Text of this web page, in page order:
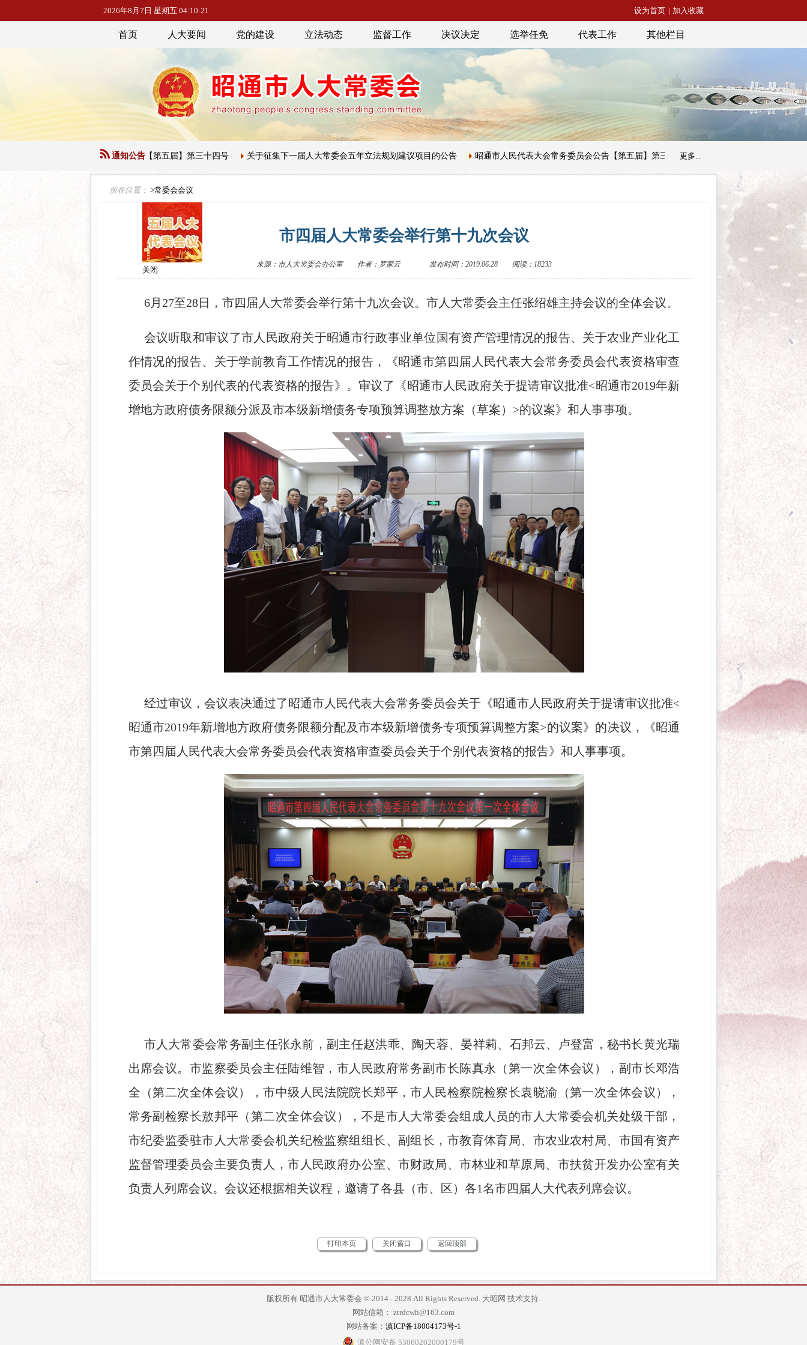
2026年8月7日 星期五 04:10:23 设为首页 | 加入收藏
首页 人大要闻 党的建设 立法动态 监督工作 决议决定 选举任免 代表工作 其他栏目
通知公告
民代表大会常务委员会公告【第五届】第三十四号 关于征集下一届人大常委会五年立法规划建议项目的公告 昭通市人民代表大会常务委员会公告【第五届】第三十三号 昭通市人民代表大会常务委员会
更多...
所在位置： >常委会会议
市四届人大常委会举行第十九次会议
来源：市人大常委会办公室 作者：罗家云 发布时间：2019.06.28 阅读：18233
6月27至28日，市四届人大常委会举行第十九次会议。市人大常委会主任张绍雄主持会议的全体会议。
会议听取和审议了市人民政府关于昭通市行政事业单位国有资产管理情况的报告、关于农业产业化工
作情况的报告、关于学前教育工作情况的报告，《昭通市第四届人民代表大会常务委员会代表资格审查
委员会关于个别代表的代表资格的报告》。审议了《昭通市人民政府关于提请审议批准<昭通市2019年新
增地方政府债务限额分派及市本级新增债务专项预算调整放方案（草案）>的议案》和人事事项。
经过审议，会议表决通过了昭通市人民代表大会常务委员会关于《昭通市人民政府关于提请审议批准<
昭通市2019年新增地方政府债务限额分配及市本级新增债务专项预算调整方案>的议案》的决议，《昭通
市第四届人民代表大会常务委员会代表资格审查委员会关于个别代表资格的报告》和人事事项。
市人大常委会常务副主任张永前，副主任赵洪乖、陶天蓉、晏祥莉、石邦云、卢登富，秘书长黄光瑞
出席会议。市监察委员会主任陆维智，市人民政府常务副市长陈真永（第一次全体会议），副市长邓浩
全（第二次全体会议），市中级人民法院院长郑平，市人民检察院检察长袁晓渝（第一次全体会议），
常务副检察长敖邦平（第二次全体会议），不是市人大常委会组成人员的市人大常委会机关处级干部，
市纪委监委驻市人大常委会机关纪检监察组组长、副组长，市教育体育局、市农业农村局、市国有资产
监督管理委员会主要负责人，市人民政府办公室、市财政局、市林业和草原局、市扶贫开发办公室有关
负责人列席会议。 会议还根据相关议程，邀请了各县（市、区）各1名市四届人大代表列席会议。
打印本页 关闭窗口 返回顶部
版权所有 昭通市人大常委会 © 2014 - 2028 All Rights Reserved. 大昭网 技术支持.
网站信箱： ztrdcwh@163.com
网站备案： 滇ICP备18004173号-1
滇公网安备 53060202000179号